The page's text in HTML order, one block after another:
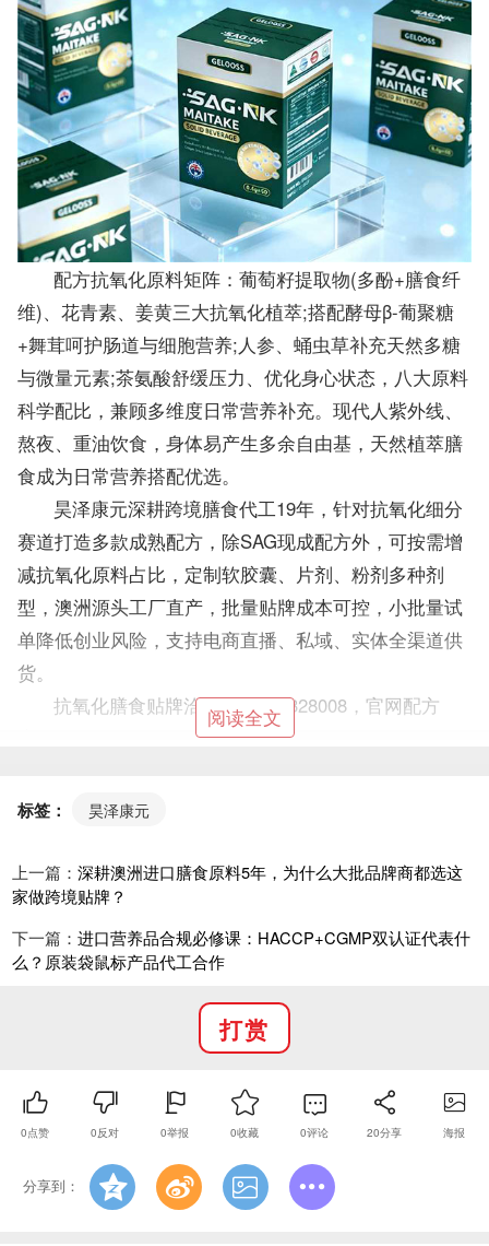
配方抗氧化原料矩阵：葡萄籽提取物(多酚+膳食纤
维)、花青素、姜黄三大抗氧化植萃;搭配酵母β-葡聚糖
+舞茸呵护肠道与细胞营养;人参、蛹虫草补充天然多糖
与微量元素;茶氨酸舒缓压力、优化身心状态，八大原料
科学配比，兼顾多维度日常营养补充。现代人紫外线、
熬夜、重油饮食，身体易产生多余自由基，天然植萃膳
食成为日常营养搭配优选。
昊泽康元深耕跨境膳食代工19年，针对抗氧化细分
赛道打造多款成熟配方，除SAG现成配方外，可按需增
减抗氧化原料占比，定制软胶囊、片剂、粉剂多种剂
型，澳洲源头工厂直产，批量贴牌成本可控，小批量试
单降低创业风险，支持电商直播、私域、实体全渠道供
货。
抗氧化膳食贴牌洽谈：15588328008，官网配方
库：https://www.1688oem.com/。
阅读全文
标签： 昊泽康元
上一篇： 深耕澳洲进口膳食原料5年，为什么大批品牌商都选这
家做跨境贴牌？
下一篇： 进口营养品合规必修课：HACCP+CGMP双认证代表什
么？原装袋鼠标产品代工合作
打赏
0点赞 0反对 0举报 0收藏 0评论 20分享 海报
分享到：